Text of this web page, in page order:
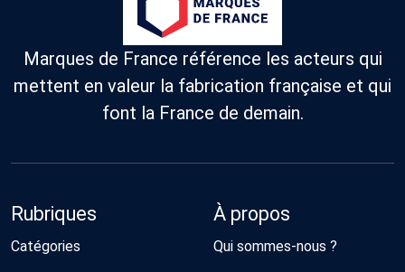
Marques de France référence les acteurs qui
mettent en valeur la fabrication française et qui
font la France de demain.
Rubriques
Catégories
À propos
Qui sommes-nous ?